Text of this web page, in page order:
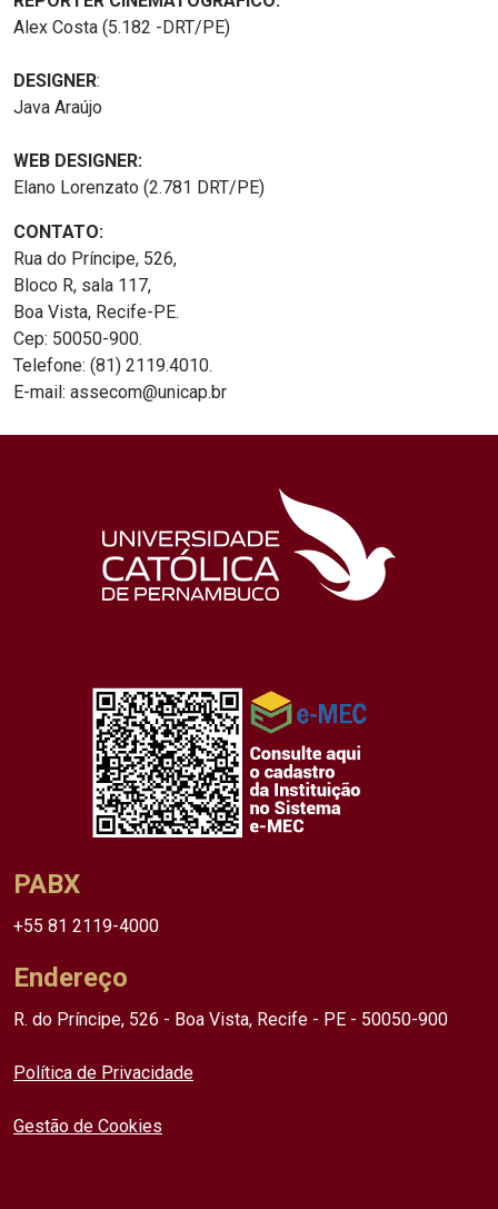
Alex Costa (5.182 -DRT/PE)
DESIGNER:
Java Araújo
WEB DESIGNER:
Elano Lorenzato (2.781 DRT/PE)
CONTATO:
Rua do Príncipe, 526,
Bloco R, sala 117,
Boa Vista, Recife-PE.
Cep: 50050-900.
Telefone: (81) 2119.4010.
E-mail: assecom@unicap.br
PABX
+55 81 2119-4000
Endereço
R. do Príncipe, 526 - Boa Vista, Recife - PE - 50050-900
Política de Privacidade
Gestão de Cookies